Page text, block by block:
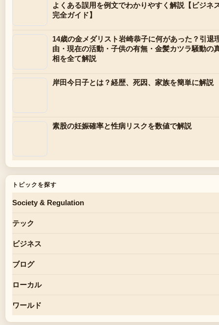
よくある誤用を例文でわかりやすく解説【ビジネ
完全ガイド】
14歳の金メダリスト岩崎恭子に何があった？引退
由・現在の活動・子供の有無・金髪カツラ騒動の
相を全て解説
岸田今日子とは？経歴、死因、家族を簡単に解説
素股の妊娠確率と性病リスクを数値で解説
トピックを探す
Society & Regulation
テック
ビジネス
ブログ
ローカル
ワールド